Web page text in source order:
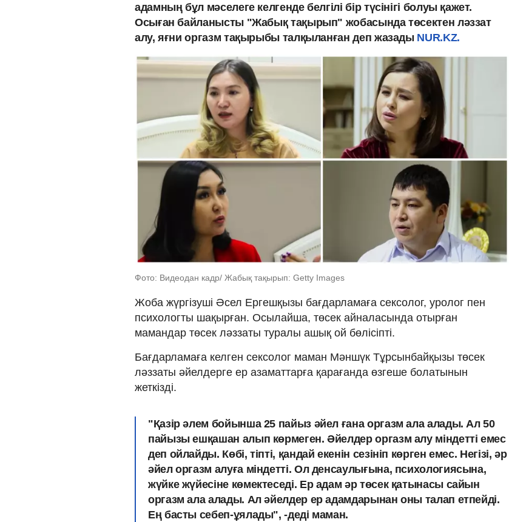
адамның бұл мәселеге келгенде белгілі бір түсінігі болуы қажет.
Осыған байланысты "Жабық тақырып" жобасында төсектен ләззат
алу, яғни оргазм тақырыбы талқыланған деп жазады NUR.KZ.
Фото: Видеодан кадр/ Жабық тақырып: Getty Images
Жоба жүргізуші Әсел Ергешқызы бағдарламаға сексолог, уролог пен
психологты шақырған. Осылайша, төсек айналасында отырған
мамандар төсек ләззаты туралы ашық ой бөлісіпті.
Бағдарламаға келген сексолог маман Мәншүк Тұрсынбайқызы төсек
ләззаты әйелдерге ер азаматтарға қарағанда өзгеше болатынын
жеткізді.
"Қазір әлем бойынша 25 пайыз әйел ғана оргазм ала алады. Ал 50
пайызы ешқашан алып көрмеген. Әйелдер оргазм алу міндетті емес
деп ойлайды. Көбі, тіпті, қандай екенін сезініп көрген емес. Негізі, әр
әйел оргазм алуға міндетті. Ол денсаулығына, психологиясына,
жүйке жүйесіне көмектеседі. Ер адам әр төсек қатынасы сайын
оргазм ала алады. Ал әйелдер ер адамдарынан оны талап етпейді.
Ең басты себеп-ұялады", -деді маман.